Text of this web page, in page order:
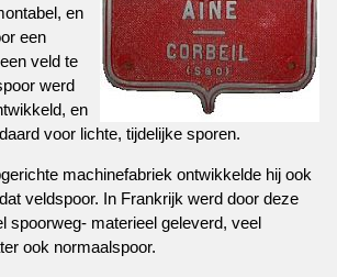
en
een
veld te
werd
en
voor lichte, tijdelijke sporen.
machinefabriek ontwikkelde hij ook
veldspoor. In Frankrijk werd door deze
spoorweg- materieel geleverd, veel
ook normaalspoor.